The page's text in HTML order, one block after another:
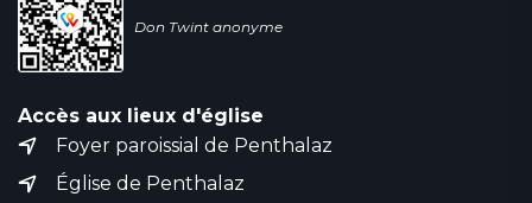
Don Twint anonyme
Accès aux lieux d'église
Foyer paroissial de Penthalaz
Église de Penthalaz